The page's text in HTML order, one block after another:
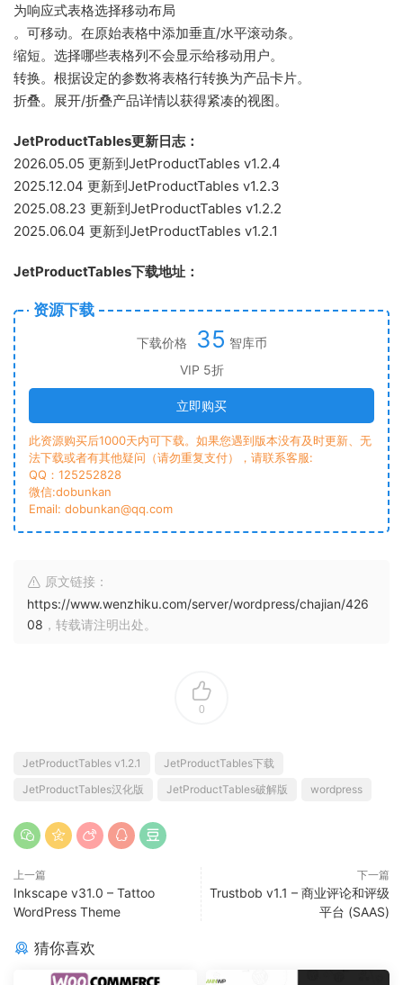
为响应式表格选择移动布局
。可移动。在原始表格中添加垂直/水平滚动条。
缩短。选择哪些表格列不会显示给移动用户。
转换。根据设定的参数将表格行转换为产品卡片。
折叠。展开/折叠产品详情以获得紧凑的视图。
JetProductTables更新日志：
2026.05.05 更新到JetProductTables v1.2.4
2025.12.04 更新到JetProductTables v1.2.3
2025.08.23 更新到JetProductTables v1.2.2
2025.06.04 更新到JetProductTables v1.2.1
JetProductTables下载地址：
资源下载
下载价格 35 智库币
VIP 5折
立即购买
此资源购买后1000天内可下载。如果您遇到版本没有及时更新、无
法下载或者有其他疑问（请勿重复支付），请联系客服:
QQ：125252828
微信:dobunkan
Email: dobunkan@qq.com
原文链接：
https://www.wenzhiku.com/server/wordpress/chajian/426
08 ，转载请注明出处。
0
JetProductTables v1.2.1
JetProductTables下载
JetProductTables汉化版
JetProductTables破解版 wordpress
上一篇
Inkscape v31.0 – Tattoo
WordPress Theme
下一篇
Trustbob v1.1 – 商业评论和评级
平台 (SAAS)
猜你喜欢